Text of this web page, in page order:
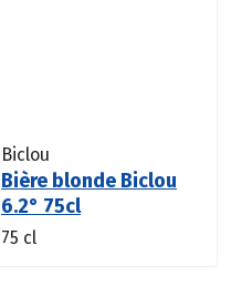
Biclou
Bière blonde Biclou
6.2° 75cl
75 cl